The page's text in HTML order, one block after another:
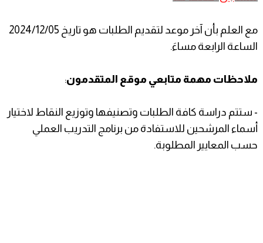
مع العلم بأن آخر موعد لتقديم الطلبات هو تاريخ 2024/12/05
الساعة الرابعة مساءَ.
ملاحظات مهمة متابعي موقع المتقدمون:
- ستتم دراسة كافة الطلبات وتصنيفها وتوزيع النقاط لاختيار
أسماء المرشحين للاستفادة من برنامج التدريب العملي
حسب المعايير المطلوبة.